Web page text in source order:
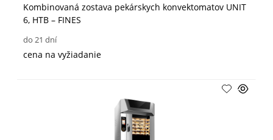
Kombinovaná zostava pekárskych konvektomatov UNIT
6, HTB – FINES
do 21 dní
cena na vyžiadanie